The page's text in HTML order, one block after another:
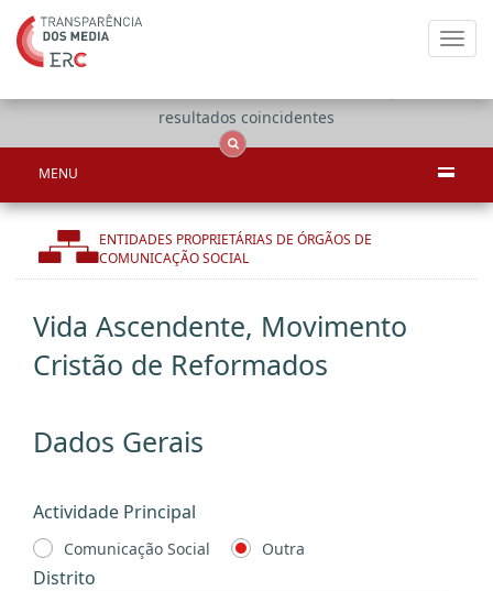
resultados coincidentes
MENU
ENTIDADES PROPRIETÁRIAS DE ÓRGÃOS DE
COMUNICAÇÃO SOCIAL
Vida Ascendente, Movimento
Cristão de Reformados
Dados Gerais
Actividade Principal
Comunicação Social Outra
Distrito